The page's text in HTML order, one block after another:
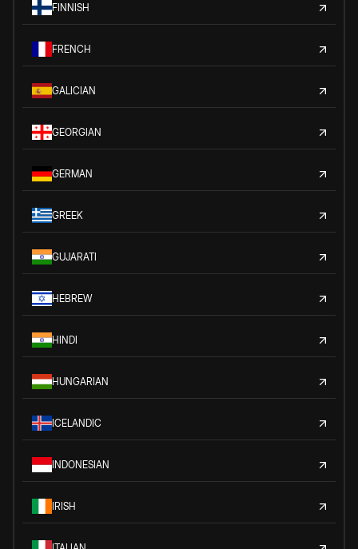
FINNISH
FRENCH
GALICIAN
GEORGIAN
GERMAN
GREEK
GUJARATI
HEBREW
HINDI
HUNGARIAN
ICELANDIC
INDONESIAN
IRISH